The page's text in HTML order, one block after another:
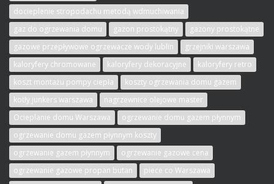
docieplenie stropodachu metodą wdmuchiwania
gaz do ogrzewania domu
gazon prostokątny
gazony prostokątne
gazowe przepływowe ogrzewacze wody lublin
grzejniki warszawa
kaloryfery chromowane
kaloryfery dekoracyjne
kaloryfery retro
koszt montażu pompy ciepła
koszty ogrzewania domu gazem
kotły junkers warszawa
nagrzewnice olejowe master
Ocieplanie domu Warszawa
ogrzewanie domu gazem płynnym
ogrzewanie domu gazem płynnym koszty
ogrzewanie gazem płynnym
ogrzewanie gazowe cena
ogrzewanie gazowe propan butan
piece co Warszawa